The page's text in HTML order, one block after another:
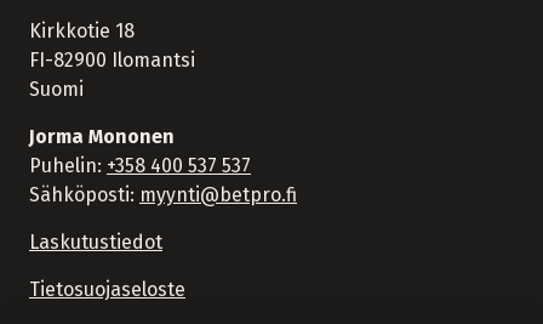
Kirkkotie 18
FI-82900 Ilomantsi
Suomi
Jorma Mononen
Puhelin: +358 400 537 537
Sähköposti: myynti@betpro.fi
Laskutustiedot
Tietosuojaseloste